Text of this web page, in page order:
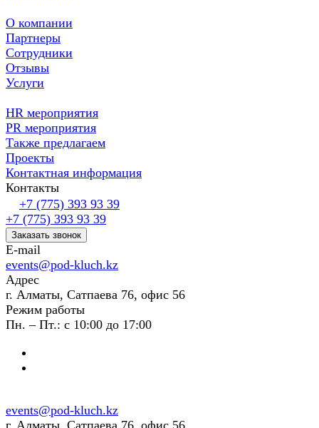
О компании
Партнеры
Сотрудники
Отзывы
Услуги
HR мероприятия
PR мероприятия
Также предлагаем
Проекты
Контактная информация
Контакты
+7 (775) 393 93 39
+7 (775) 393 93 39
Заказать звонок
E-mail
events@pod-kluch.kz
Адрес
г. Алматы, Сатпаева 76, офис 56
Режим работы
Пн. – Пт.: с 10:00 до 17:00
events@pod-kluch.kz
г. Алматы, Сатпаева 76, офис 56